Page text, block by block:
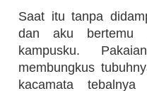
Saat itu tanpa
dan aku bertemu
kampusku.
membungkus
kacamata tebalnya